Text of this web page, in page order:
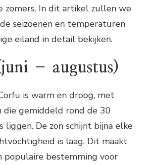
zomers. In dit artikel zullen we
seizoenen en temperaturen
eiland in detail bekijken.
– augustus)
is warm en droog, met
gemiddeld rond de 30
liggen. De zon schijnt bijna elke
is laag. Dit maakt
populaire bestemming voor